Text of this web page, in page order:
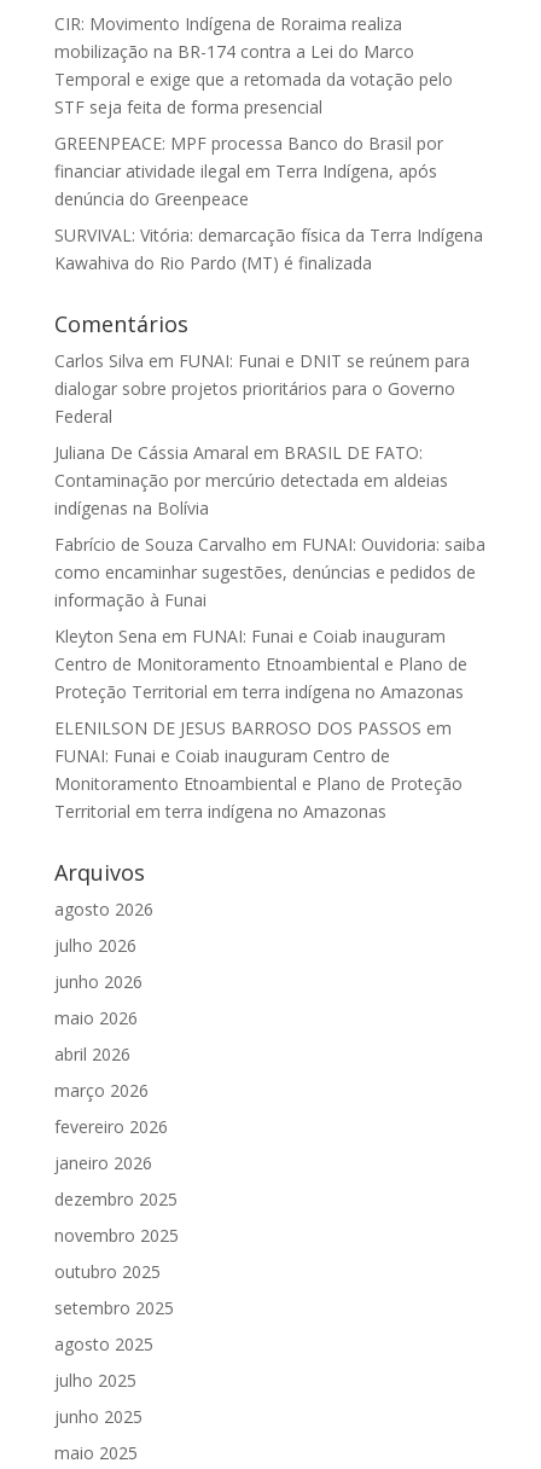
CIR: Movimento Indígena de Roraima realiza
mobilização na BR-174 contra a Lei do Marco
Temporal e exige que a retomada da votação pelo
STF seja feita de forma presencial
GREENPEACE: MPF processa Banco do Brasil por
financiar atividade ilegal em Terra Indígena, após
denúncia do Greenpeace
SURVIVAL: Vitória: demarcação física da Terra Indígena
Kawahiva do Rio Pardo (MT) é finalizada
Comentários
Carlos Silva em FUNAI: Funai e DNIT se reúnem para
dialogar sobre projetos prioritários para o Governo
Federal
Juliana De Cássia Amaral em BRASIL DE FATO:
Contaminação por mercúrio detectada em aldeias
indígenas na Bolívia
Fabrício de Souza Carvalho em FUNAI: Ouvidoria: saiba
como encaminhar sugestões, denúncias e pedidos de
informação à Funai
Kleyton Sena em FUNAI: Funai e Coiab inauguram
Centro de Monitoramento Etnoambiental e Plano de
Proteção Territorial em terra indígena no Amazonas
ELENILSON DE JESUS BARROSO DOS PASSOS em
FUNAI: Funai e Coiab inauguram Centro de
Monitoramento Etnoambiental e Plano de Proteção
Territorial em terra indígena no Amazonas
Arquivos
agosto 2026
julho 2026
junho 2026
maio 2026
abril 2026
março 2026
fevereiro 2026
janeiro 2026
dezembro 2025
novembro 2025
outubro 2025
setembro 2025
agosto 2025
julho 2025
junho 2025
maio 2025